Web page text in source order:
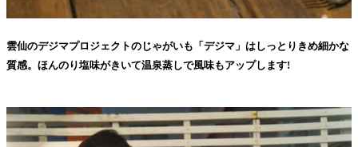
雲仙のデジマプロジェクトのじゃがいも「デジマ」はしっとりきめ細かな
質感。ほんのり塩味がきいて温泉蒸しで風味もアップします!